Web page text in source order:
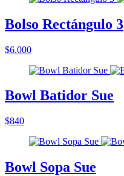
Bolso Rectángulo 3
$6.000
Bowl Batidor Sue
$840
Bowl Sopa Sue